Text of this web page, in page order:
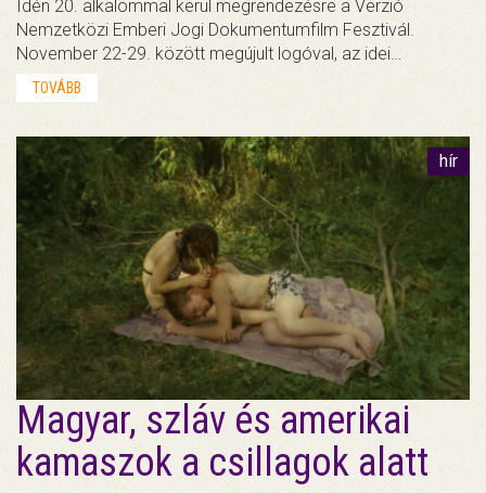
Idén 20. alkalommal kerül megrendezésre a Verzió
Nemzetközi Emberi Jogi Dokumentumfilm Fesztivál.
November 22-29. között megújult logóval, az idei…
TOVÁBB
hír
Magyar, szláv és amerikai
kamaszok a csillagok alatt